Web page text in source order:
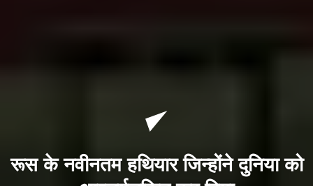
रूस के नवीनतम हथियार जिन्होंने दुनिया को